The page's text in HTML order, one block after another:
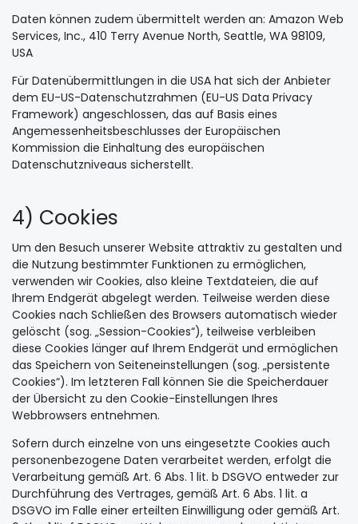
Daten können zudem übermittelt werden an: Amazon Web
Services, Inc., 410 Terry Avenue North, Seattle, WA 98109,
USA
Für Datenübermittlungen in die USA hat sich der Anbieter
dem EU-US-Datenschutzrahmen (EU-US Data Privacy
Framework) angeschlossen, das auf Basis eines
Angemessenheitsbeschlusses der Europäischen
Kommission die Einhaltung des europäischen
Datenschutzniveaus sicherstellt.
4) Cookies
Um den Besuch unserer Website attraktiv zu gestalten und
die Nutzung bestimmter Funktionen zu ermöglichen,
verwenden wir Cookies, also kleine Textdateien, die auf
Ihrem Endgerät abgelegt werden. Teilweise werden diese
Cookies nach Schließen des Browsers automatisch wieder
gelöscht (sog. „Session-Cookies“), teilweise verbleiben
diese Cookies länger auf Ihrem Endgerät und ermöglichen
das Speichern von Seiteneinstellungen (sog. „persistente
Cookies“). Im letzteren Fall können Sie die Speicherdauer
der Übersicht zu den Cookie-Einstellungen Ihres
Webbrowsers entnehmen.
Sofern durch einzelne von uns eingesetzte Cookies auch
personenbezogene Daten verarbeitet werden, erfolgt die
Verarbeitung gemäß Art. 6 Abs. 1 lit. b DSGVO entweder zur
Durchführung des Vertrages, gemäß Art. 6 Abs. 1 lit. a
DSGVO im Falle einer erteilten Einwilligung oder gemäß Art.